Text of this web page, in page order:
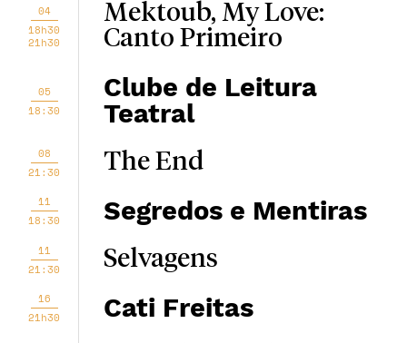
04
18h30
21h30
Mektoub, My Love:
Canto Primeiro
05
18:30
Clube de Leitura
Teatral
08
21:30
The End
11
18:30
Segredos e Mentiras
11
21:30
Selvagens
16
21h30
Cati Freitas